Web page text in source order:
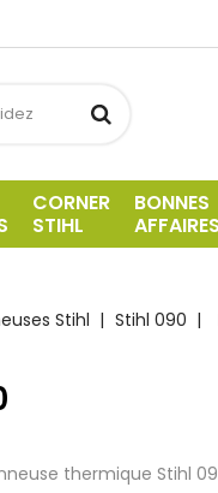
CORNER
STIHL
BONNES
AFFAIRES
Stihl Stihl 090
thermique Stihl